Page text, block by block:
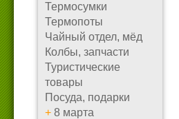
Термосумки
Термопоты
Чайный отдел, мёд
Колбы, запчасти
Туристические
товары
Посуда, подарки
+ 8 марта